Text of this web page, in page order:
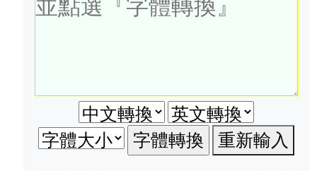
重新輸入